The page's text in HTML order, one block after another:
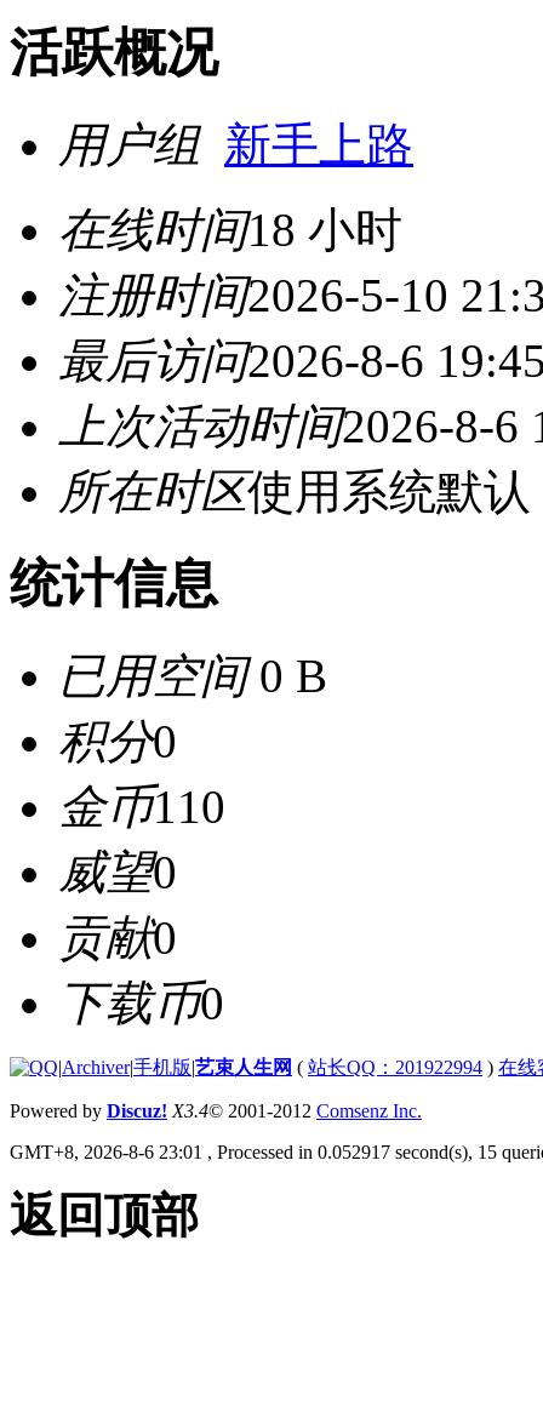
活跃概况
用户组 新手上路
在线时间18 小时
注册时间2026-5-10
最后访问2026-8-6
上次活动时间2026-8-6
所在时区使用系统默认
统计信息
已用空间0 B
积分0
金币110
威望0
贡献0
下载币0
|Archiver|手机版|艺束人生网 ( 站长QQ：201922994 ) 在线
Powered by Discuz! X3.4© 2001-2012 Comsenz Inc.
GMT+8, 2026-8-6 23:01 , Processed in 0.052917 second(s), 15
返回顶部